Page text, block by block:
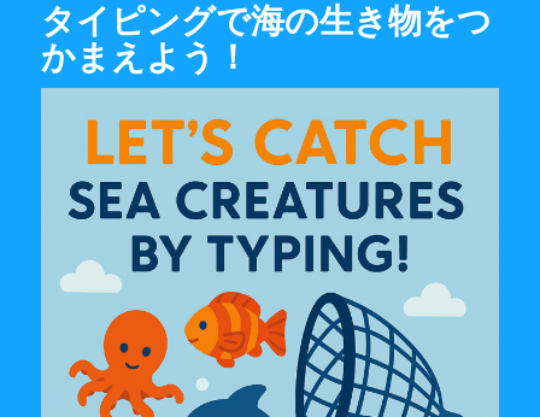
タイピングで海の生き物をつ
かまえよう！